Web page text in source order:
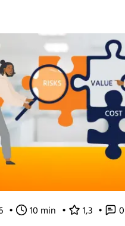
help create scalable,
screening through scale-
• 10 min • 1,3 • 0